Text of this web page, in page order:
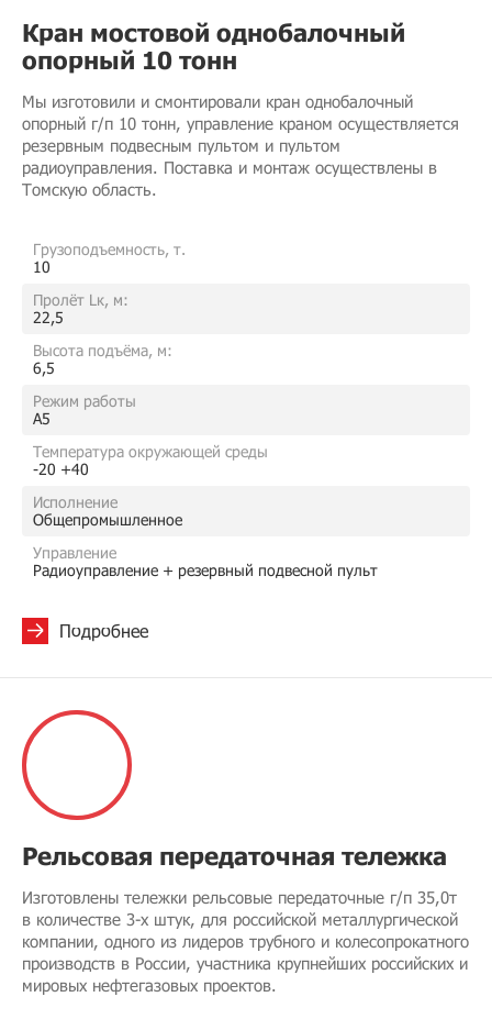
Кран мостовой однобалочный
опорный 10 тонн
Мы изготовили и смонтировали кран однобалочный
опорный г/п 10 тонн, управление краном осуществляется
резервным подвесным пультом и пультом
радиоуправления. Поставка и монтаж осуществлены в
Томскую область.
Грузоподъемность, т.
10
Пролёт Lк, м:
22,5
Высота подъёма, м:
6,5
Режим работы
A5
Температура окружающей среды
-20 +40
Исполнение
Общепромышленное
Управление
Радиоуправление + резервный подвесной пульт
Подробнее
Рельсовая передаточная тележка
Изготовлены тележки рельсовые передаточные г/п 35,0т
в количестве 3-х штук, для российской металлургической
компании, одного из лидеров трубного и колесопрокатного
производств в России, участника крупнейших российских и
мировых нефтегазовых проектов.